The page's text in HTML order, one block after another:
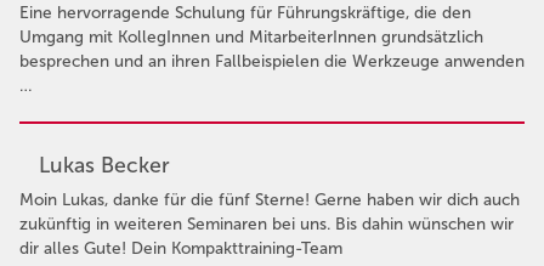
Eine hervorragende Schulung für Führungskräftige, die den
Umgang mit KollegInnen und MitarbeiterInnen grundsätzlich
besprechen und an ihren Fallbeispielen die Werkzeuge anwenden
…
Lukas Becker
Moin Lukas, danke für die fünf Sterne! Gerne haben wir dich auch
zukünftig in weiteren Seminaren bei uns. Bis dahin wünschen wir
dir alles Gute! Dein Kompakttraining-Team